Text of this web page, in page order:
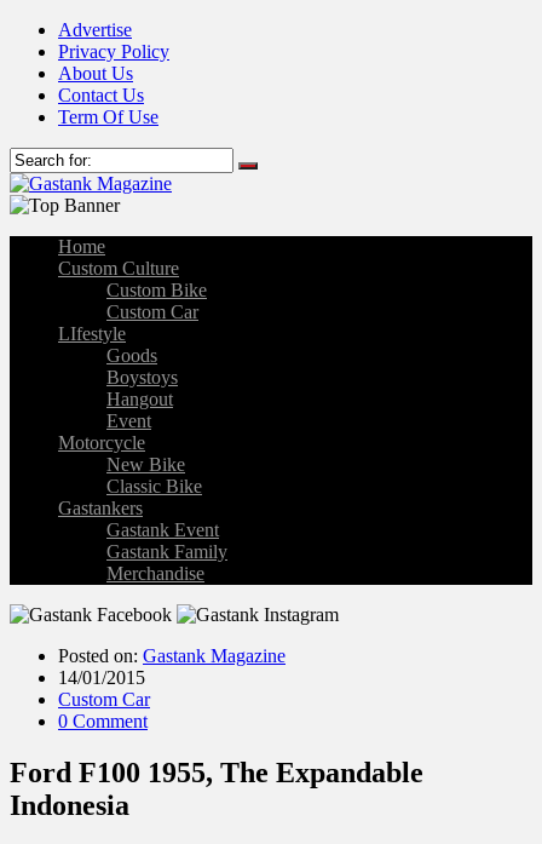
Advertise
Privacy Policy
About Us
Contact Us
Term Of Use
Home
Custom Culture
Custom Bike
Custom Car
LIfestyle
Goods
Boystoys
Hangout
Event
Motorcycle
New Bike
Classic Bike
Gastankers
Gastank Event
Gastank Family
Merchandise
Posted on: Gastank Magazine
14/01/2015
Custom Car
0 Comment
Ford F100 1955, The Expandable
Indonesia